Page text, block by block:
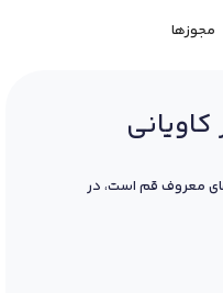
مجوزها
کاویانی
های معروف قم است، در